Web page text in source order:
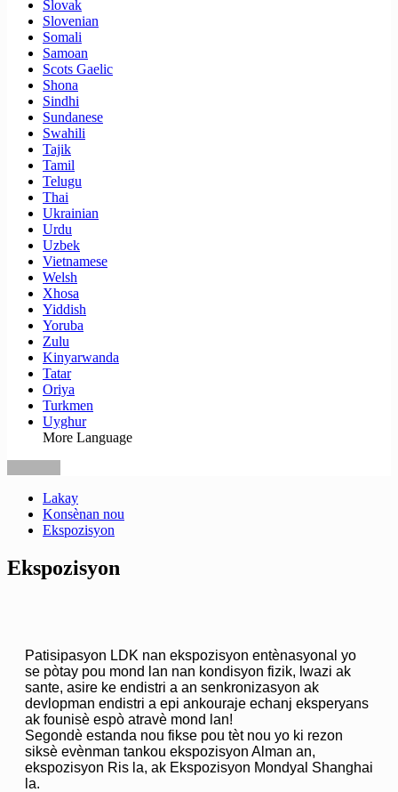
Slovak
Slovenian
Somali
Samoan
Scots Gaelic
Shona
Sindhi
Sundanese
Swahili
Tajik
Tamil
Telugu
Thai
Ukrainian
Urdu
Uzbek
Vietnamese
Welsh
Xhosa
Yiddish
Yoruba
Zulu
Kinyarwanda
Tatar
Oriya
Turkmen
Uyghur
More Language
Lakay
Konsènan nou
Ekspozisyon
Ekspozisyon
Patisipasyon LDK nan ekspozisyon entènasyonal yo
se pòtay pou mond lan nan kondisyon fizik, lwazi ak
sante, asire ke endistri a an senkronizasyon ak
devlopman endistri a epi ankouraje echanj eksperyans
ak founisè espò atravè mond lan!
Segondè estanda nou fikse pou tèt nou yo ki rezon
siksè evènman tankou ekspozisyon Alman an,
ekspozisyon Ris la, ak Ekspozisyon Mondyal Shanghai
la.